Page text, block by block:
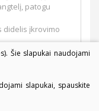
patogu
didelis įkrovimo
Šie slapukai naudojami
slapukai, spauskite